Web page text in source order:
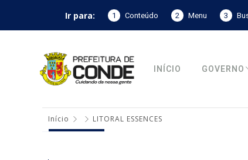
Ir para: 1 Conteúdo 2 Menu 3
INÍCIO GOVERNO
Início LITORAL ESSENCES